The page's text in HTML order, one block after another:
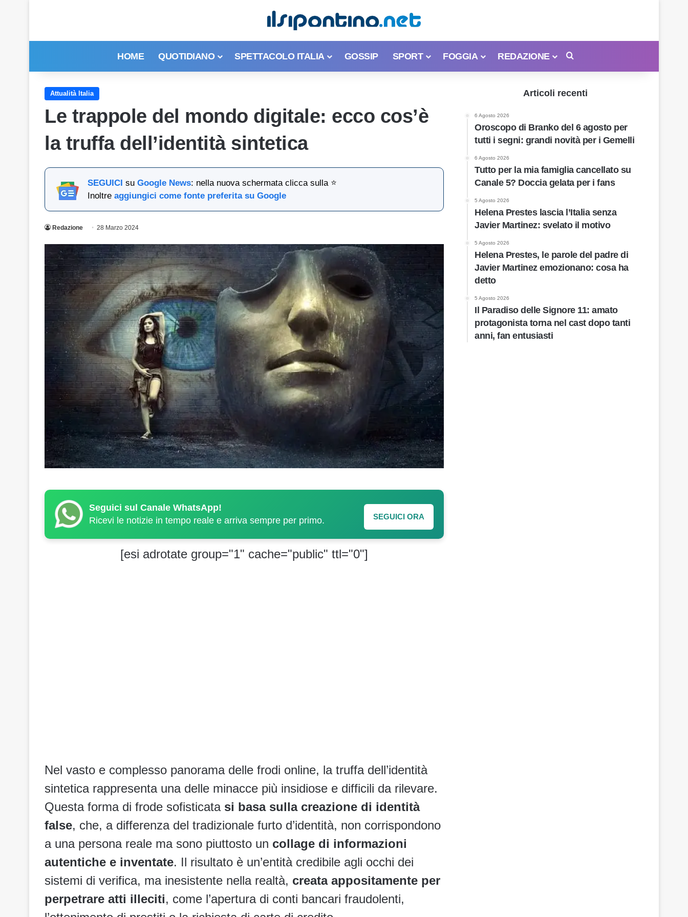
HOME QUOTIDIANO SPETTACOLO ITALIA GOSSIP SPORT FOGGIA REDAZIONE
Attualità Italia
Le trappole del mondo digitale: ecco cos’è
la truffa dell’identità sintetica
SEGUICI su Google News: nella nuova schermata clicca sulla ⭐
Inoltre aggiungici come fonte preferita su Google
Redazione 28 Marzo 2024
Seguici sul Canale WhatsApp!
Ricevi le notizie in tempo reale e arriva sempre per primo.
SEGUICI ORA
[esi adrotate group="1" cache="public" ttl="0"]
Nel vasto e complesso panorama delle frodi online, la truffa dell’identità
sintetica rappresenta una delle minacce più insidiose e difficili da rilevare.
Questa forma di frode sofisticata si basa sulla creazione di identità
false, che, a differenza del tradizionale furto d’identità, non corrispondono
a una persona reale ma sono piuttosto un collage di informazioni
autentiche e inventate. Il risultato è un’entità credibile agli occhi dei
sistemi di verifica, ma inesistente nella realtà, creata appositamente per
perpetrare atti illeciti, come l’apertura di conti bancari fraudolenti,
Articoli recenti
6 Agosto 2026
Oroscopo di Branko del 6 agosto per
tutti i segni: grandi novità per i Gemelli
6 Agosto 2026
Tutto per la mia famiglia cancellato su
Canale 5? Doccia gelata per i fans
5 Agosto 2026
Helena Prestes lascia l’Italia senza
Javier Martinez: svelato il motivo
5 Agosto 2026
Helena Prestes, le parole del padre di
Javier Martinez emozionano: cosa ha
detto
5 Agosto 2026
Il Paradiso delle Signore 11: amato
protagonista torna nel cast dopo tanti
anni, fan entusiasti